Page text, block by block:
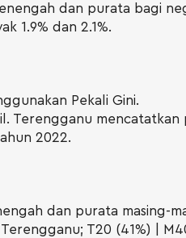
dan purata bagi
1.9% dan 2.1%.
Pekali Gini.
Terengganu mencatatkan
2022.
dan purata masing-
T20 (41%) |